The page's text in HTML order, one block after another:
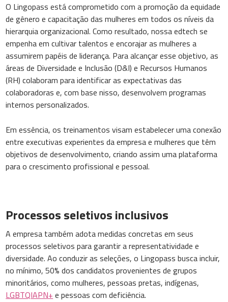
O Lingopass está comprometido com a promoção da equidade
de gênero e capacitação das mulheres em todos os níveis da
hierarquia organizacional. Como resultado, nossa edtech se
empenha em cultivar talentos e encorajar as mulheres a
assumirem papéis de liderança. Para alcançar esse objetivo, as
áreas de Diversidade e Inclusão (D&I) e Recursos Humanos
(RH) colaboram para identificar as expectativas das
colaboradoras e, com base nisso, desenvolvem programas
internos personalizados.
Em essência, os treinamentos visam estabelecer uma conexão
entre executivas experientes da empresa e mulheres que têm
objetivos de desenvolvimento, criando assim uma plataforma
para o crescimento profissional e pessoal.
Processos seletivos inclusivos
A empresa também adota medidas concretas em seus
processos seletivos para garantir a representatividade e
diversidade. Ao conduzir as seleções, o Lingopass busca incluir,
no mínimo, 50% dos candidatos provenientes de grupos
minoritários, como mulheres, pessoas pretas, indígenas,
LGBTQIAPN+ e pessoas com deficiência.